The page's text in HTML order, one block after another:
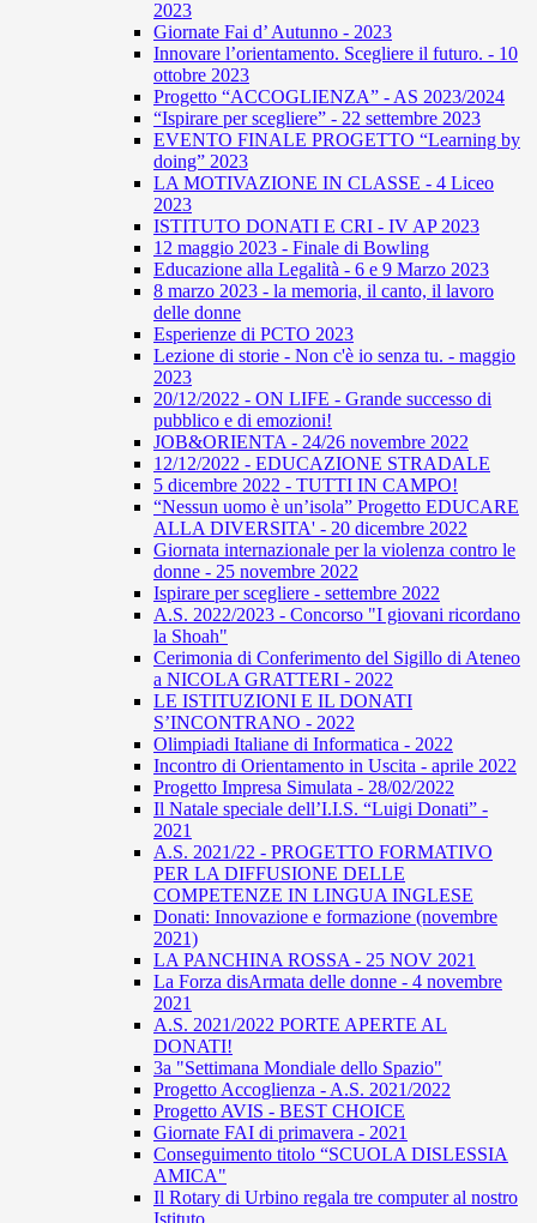
2023
Giornate Fai d’ Autunno - 2023
Innovare l’orientamento. Scegliere il futuro. - 10
ottobre 2023
Progetto “ACCOGLIENZA” - AS 2023/2024
“Ispirare per scegliere” - 22 settembre 2023
EVENTO FINALE PROGETTO “Learning by
doing” 2023
LA MOTIVAZIONE IN CLASSE - 4 Liceo
2023
ISTITUTO DONATI E CRI - IV AP 2023
12 maggio 2023 - Finale di Bowling
Educazione alla Legalità - 6 e 9 Marzo 2023
8 marzo 2023 - la memoria, il canto, il lavoro
delle donne
Esperienze di PCTO 2023
Lezione di storie - Non c'è io senza tu. - maggio
2023
20/12/2022 - ON LIFE - Grande successo di
pubblico e di emozioni!
JOB&ORIENTA - 24/26 novembre 2022
12/12/2022 - EDUCAZIONE STRADALE
5 dicembre 2022 - TUTTI IN CAMPO!
“Nessun uomo è un’isola” Progetto EDUCARE
ALLA DIVERSITA' - 20 dicembre 2022
Giornata internazionale per la violenza contro le
donne - 25 novembre 2022
Ispirare per scegliere - settembre 2022
A.S. 2022/2023 - Concorso "I giovani ricordano
la Shoah"
Cerimonia di Conferimento del Sigillo di Ateneo
a NICOLA GRATTERI - 2022
LE ISTITUZIONI E IL DONATI
S’INCONTRANO - 2022
Olimpiadi Italiane di Informatica - 2022
Incontro di Orientamento in Uscita - aprile 2022
Progetto Impresa Simulata - 28/02/2022
Il Natale speciale dell’I.I.S. “Luigi Donati” -
2021
A.S. 2021/22 - PROGETTO FORMATIVO
PER LA DIFFUSIONE DELLE
COMPETENZE IN LINGUA INGLESE
Donati: Innovazione e formazione (novembre
2021)
LA PANCHINA ROSSA - 25 NOV 2021
La Forza disArmata delle donne - 4 novembre
2021
A.S. 2021/2022 PORTE APERTE AL
DONATI!
3a "Settimana Mondiale dello Spazio"
Progetto Accoglienza - A.S. 2021/2022
Progetto AVIS - BEST CHOICE
Giornate FAI di primavera - 2021
Conseguimento titolo “SCUOLA DISLESSIA
AMICA"
Il Rotary di Urbino regala tre computer al nostro